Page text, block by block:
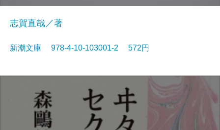
志賀直哉／著
新潮文庫 978-4-10-103001-2 572円